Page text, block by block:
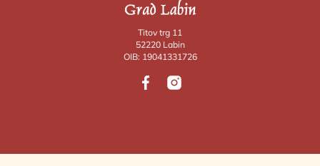
Titov trg 11
52220 Labin
OIB: 19041331726